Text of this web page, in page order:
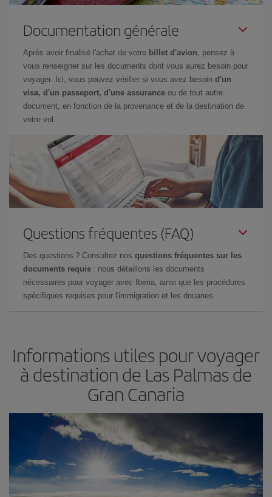
Documentation générale
Après avoir finalisé l'achat de votre billet d'avion, pensez à
vous renseigner sur les documents dont vous aurez besoin pour
voyager. Ici, vous pouvez vérifier si vous avez besoin d'un
visa, d'un passeport, d'une assurance ou de tout autre
document, en fonction de la provenance et de la destination de
votre vol.
Questions fréquentes (FAQ)
Des questions ? Consultez nos questions fréquentes sur les
documents requis : nous détaillons les documents
nécessaires pour voyager avec Iberia, ainsi que les procédures
spécifiques requises pour l'immigration et les douanes.
Informations utiles pour voyager
à destination de Las Palmas de
Gran Canaria